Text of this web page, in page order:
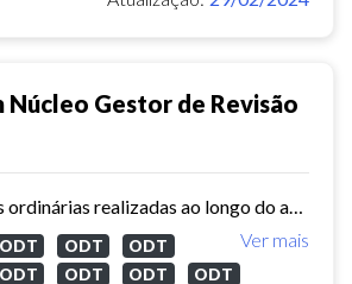
Núcleo Gestor de Revisão
Ver mais
ODT ODT
ODT
ODT ODT ODT
ODT